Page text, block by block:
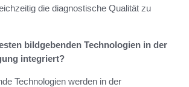
die diagnostische Qualität zu
bildgebenden Technologien in der
integriert?
Technologien werden in der